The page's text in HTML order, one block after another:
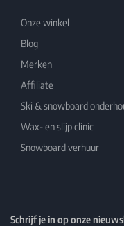
Onze winkel
Blog
Merken
Affiliate
Ski & snowboard
Wax- en slijp clinic
Snowboard verhuur
Schrijf je in op onze